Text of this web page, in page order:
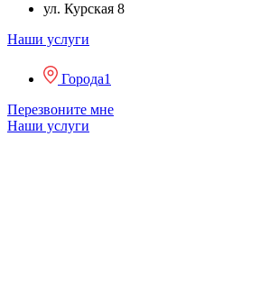
ул. Курская 8
Наши услуги
Города1
Перезвоните мне
Наши услуги